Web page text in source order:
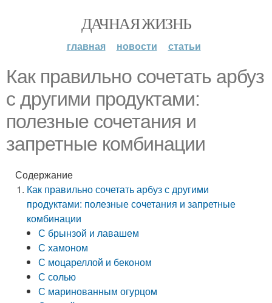
ДАЧНАЯ ЖИЗНЬ
главная новости статьи
Как правильно сочетать арбуз
с другими продуктами:
полезные сочетания и
запретные комбинации
Содержание
Как правильно сочетать арбуз с другими
продуктами: полезные сочетания и запретные
комбинации
С брынзой и лавашем
С хамоном
С моцареллой и беконом
С солью
С маринованным огурцом